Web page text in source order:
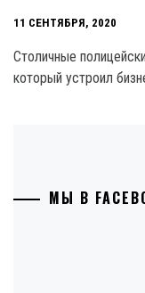
11 СЕНТЯБРЯ, 2020
Столичные
который устроил
МЫ В